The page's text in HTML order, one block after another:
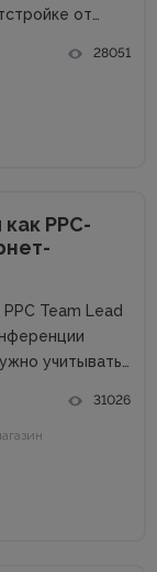
от
привлечь
28051
PPC-
Team Lead
учитывать
31026